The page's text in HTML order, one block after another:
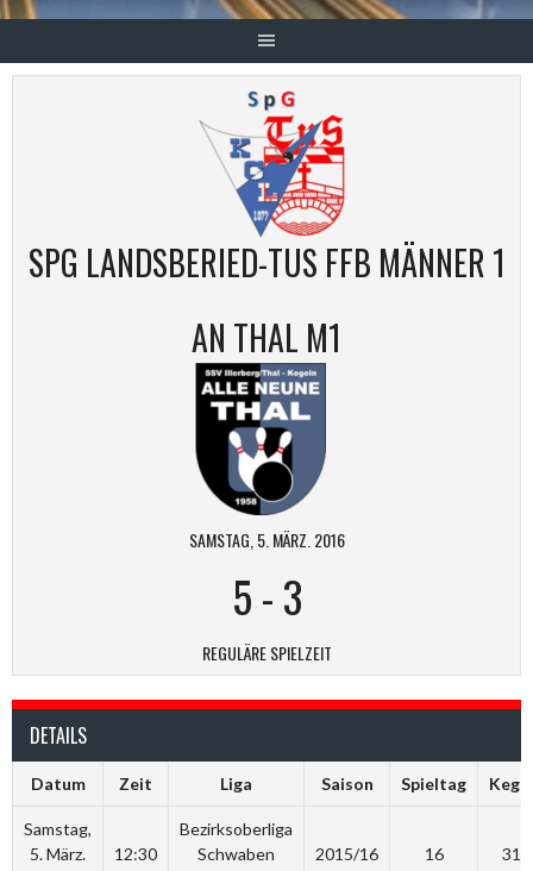
SPG LANDSBERIED-TUS FFB MÄNNER 1
AN THAL M1
SAMSTAG, 5. MÄRZ. 2016
5-3
REGULÄRE SPIELZEIT
DETAILS
Datum Zeit Liga Saison Spieltag
Samstag,
5. März.
12:30
Bezirksoberliga
Schwaben
2015/16 16